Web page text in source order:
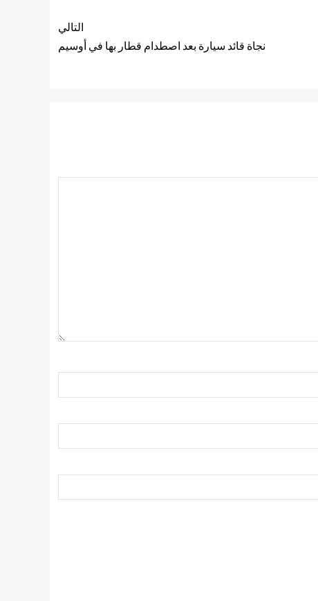
التالي
نجاة قائد سيارة بعد اصطدام قطار بها في أوسيم